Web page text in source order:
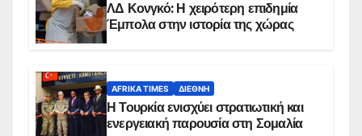
ΛΔ Κονγκό: Η χειρότερη επιδημία
Έμπολα στην ιστορία της χώρας
AFRIKA TIMES ΔΙΕΘΝΉ
Η Τουρκία ενισχύει στρατιωτική και
ενεργειακή παρουσία στη Σομαλία